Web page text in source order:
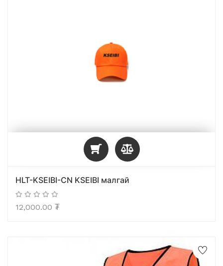
HLT-KSEIBI-CN KSEIBI малгай
12,000.00 ₮